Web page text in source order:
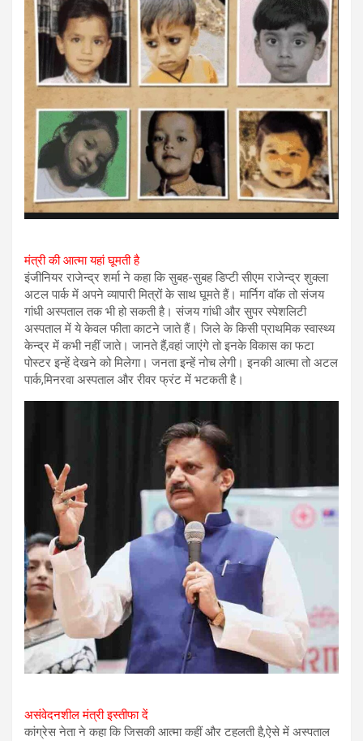
मंत्री की आत्मा यहां घूमती है
इंजीनियर राजेन्द्र शर्मा ने कहा कि सुबह-सुबह डिप्टी सीएम राजेन्द्र शुक्ला
अटल पार्क में अपने व्यापारी मित्रों के साथ घूमते हैं। मार्निग वाॅक तो संजय
गांधी अस्पताल तक भी हो सकती है। संजय गांधी और सुपर स्पेशलिटी
अस्पताल में ये केवल फीता काटने जाते हैं। जिले के किसी प्राथमिक स्वास्थ्य
केन्द्र में कभी नहीं जाते। जानते हैं,वहां जाएंगे तो इनके विकास का फटा
पोस्टर इन्हें देखने को मिलेगा। जनता इन्हें नोच लेगी। इनकी आत्मा तो अटल
पार्क,मिनरवा अस्पताल और रीवर फ्रंट में भटकती है।
असंवेदनशील मंत्री इस्तीफा दें
कांग्रेस नेता ने कहा कि जिसकी आत्मा कहीं और टहलती है,ऐसे में अस्पताल